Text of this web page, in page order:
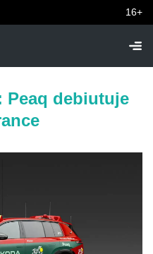
16+
Peaq debiutuje